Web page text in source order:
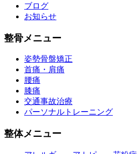
ブログ
お知らせ
整骨メニュー
姿勢骨盤矯正
首痛・肩痛
腰痛
膝痛
交通事故治療
パーソナルトレーニング
整体メニュー